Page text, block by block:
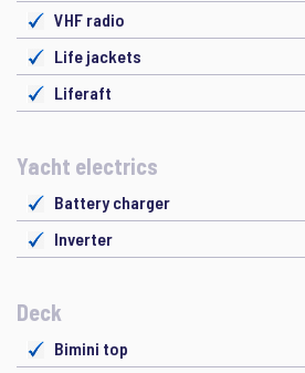
VHF radio
Life jackets
Liferaft
Yacht electrics
Battery charger
Inverter
Deck
Bimini top